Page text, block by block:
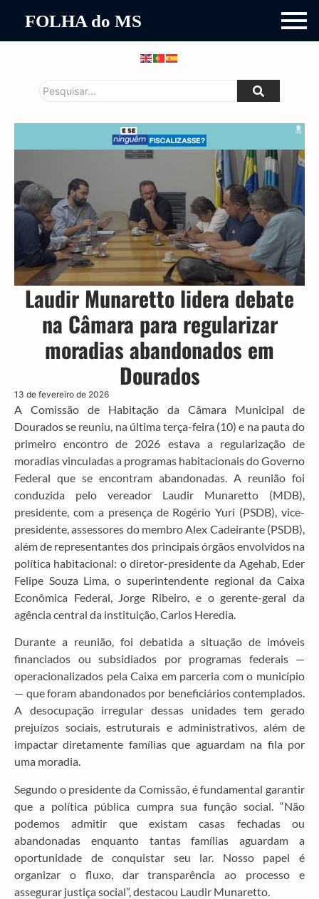
FOLHA do MS
Laudir Munaretto lidera debate
na Câmara para regularizar
moradias abandonados em
Dourados
13 de fevereiro de 2026
A Comissão de Habitação da Câmara Municipal de
Dourados se reuniu, na última terça-feira (10) e na pauta do
primeiro encontro de 2026 estava a regularização de
moradias vinculadas a programas habitacionais do Governo
Federal que se encontram abandonadas. A reunião foi
conduzida pelo vereador Laudir Munaretto (MDB),
presidente, com a presença de Rogério Yuri (PSDB), vice-
presidente, assessores do membro Alex Cadeirante (PSDB),
além de representantes dos principais órgãos envolvidos na
política habitacional: o diretor-presidente da Agehab, Eder
Felipe Souza Lima, o superintendente regional da Caixa
Econômica Federal, Jorge Ribeiro, e o gerente-geral da
agência central da instituição, Carlos Heredia.
Durante a reunião, foi debatida a situação de imóveis
financiados ou subsidiados por programas federais —
operacionalizados pela Caixa em parceria com o município
— que foram abandonados por beneficiários contemplados.
A desocupação irregular dessas unidades tem gerado
prejuízos sociais, estruturais e administrativos, além de
impactar diretamente famílias que aguardam na fila por
uma moradia.
Segundo o presidente da Comissão, é fundamental garantir
que a política pública cumpra sua função social. “Não
podemos admitir que existam casas fechadas ou
abandonadas enquanto tantas famílias aguardam a
oportunidade de conquistar seu lar. Nosso papel é
organizar o fluxo, dar transparência ao processo e
assegurar justiça social”, destacou Laudir Munaretto.